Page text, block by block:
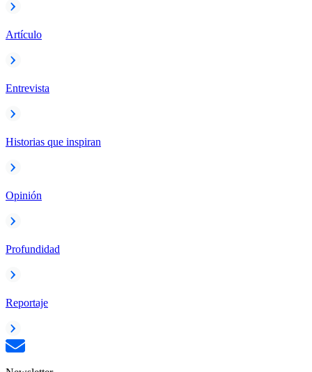
Artículo
Entrevista
Historias que inspiran
Opinión
Profundidad
Reportaje